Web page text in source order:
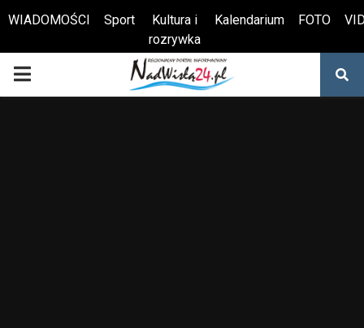
Otwórz pasek narzędzi
WIADOMOŚCI Sport
Kultura i
rozrywka
Kalendarium FOTO
PRIMARY